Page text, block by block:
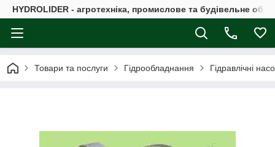
HYDROLIDER - агротехніка, промислове та будівельне
Товари та послуги Гідрообладнання Гідравлічні